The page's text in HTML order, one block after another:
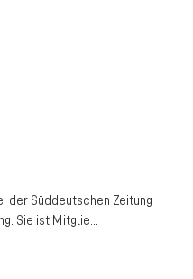
der Süddeutschen Zeitung
Sie ist Mitglie...